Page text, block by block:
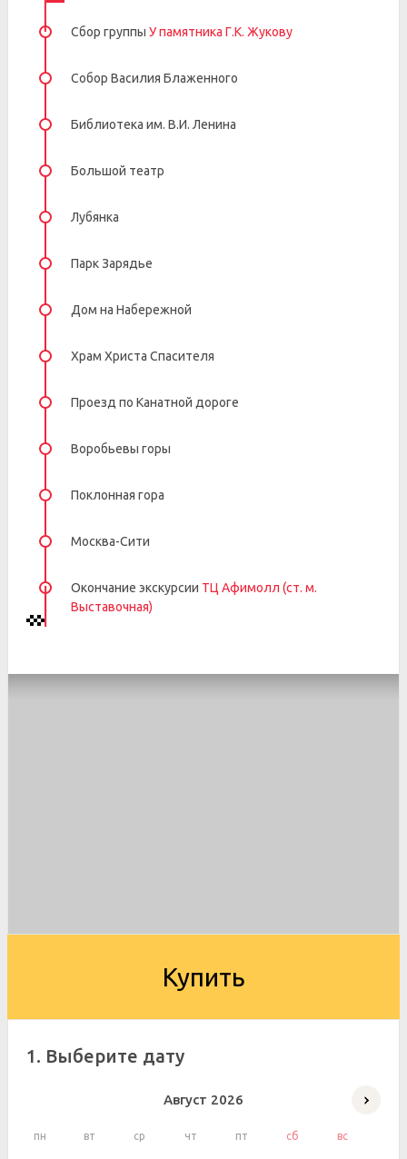
Сбор группы У памятника Г.К. Жукову
Собор Василия Блаженного
Библиотека им. В.И. Ленина
Большой театр
Лубянка
Парк Зарядье
Дом на Набережной
Храм Христа Спасителя
Проезд по Канатной дороге
Воробьевы горы
Поклонная гора
Москва-Сити
Окончание экскурсии ТЦ Афимолл (ст. м.
Выставочная)
Купить
1. Выберите дату
Август 2026
пн вт ср чт пт сб вс